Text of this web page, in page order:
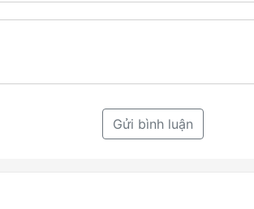
Gửi bình luận